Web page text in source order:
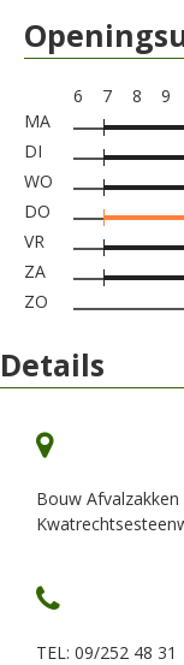
MA
DI
WO
DO
VR
ZA
ZO
6 7 8 9
Details
Bouw
TEL: 09/252 48 31